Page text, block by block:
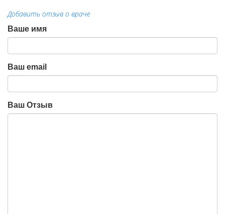
Добавить отзыв о враче
Ваше имя
Ваш email
Ваш Отзыв